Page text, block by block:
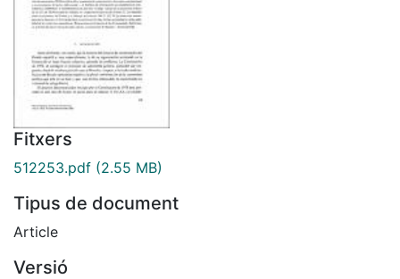
Fitxers
512253.pdf (2.55 MB)
Tipus de document
Article
Versió